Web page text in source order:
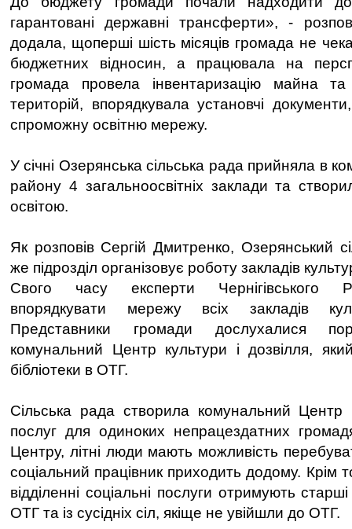
гарантовані державні трансферти», -
додала, щоперші шість місяців громада не
бюджетних відносин, а працювала на
громада провела інвентаризацію майна
територій, впорядкувала установчі
спроможну освітню мережу.
У січні Озерянська сільська рада прийняла в
району 4 загальноосвітніх заклади та
освітою.
Як розповів Сергій Дмитренко, Озерянський
же підрозділ організовує роботу закладів
Свого часу експерти Чернігівського
впорядкувати мережу всіх закладів
Представники громади дослухалися
комунальний Центр культури і дозвілля,
бібліотеки в ОТГ.
Сільська рада створила комунальний Центр
послуг для одиноких непрацездатних
Центру, літні люди мають можливість
соціальний працівник приходить додому. Крім
відділенні соціальні послуги отримують
ОТГ та із сусідніх сіл, якіще не увійшли до ОТГ.